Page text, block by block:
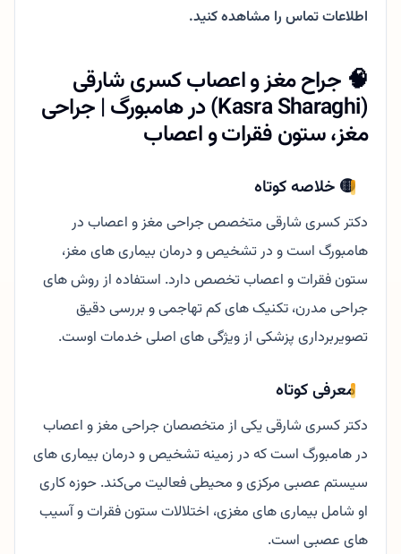
اطلاعات تماس را مشاهده کنید.
🧠 جراح مغز و اعصاب کسری شارقی
(Kasra Sharaghi) در هامبورگ | جراحی
مغز، ستون فقرات و اعصاب
🟡 خلاصه کوتاه
دکتر کسری شارقی متخصص جراحی مغز و اعصاب در
هامبورگ است و در تشخیص و درمان بیماری های مغز،
ستون فقرات و اعصاب تخصص دارد. استفاده از روش های
جراحی مدرن، تکنیک های کم تهاجمی و بررسی دقیق
تصویربرداری پزشکی از ویژگی های اصلی خدمات اوست.
معرفی کوتاه
دکتر کسری شارقی یکی از متخصصان جراحی مغز و اعصاب
در هامبورگ است که در زمینه تشخیص و درمان بیماری های
سیستم عصبی مرکزی و محیطی فعالیت می‌کند. حوزه کاری
او شامل بیماری های مغزی، اختلالات ستون فقرات و آسیب
های عصبی است.